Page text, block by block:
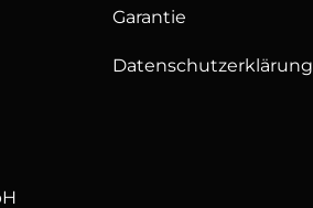
Garantie
Datenschutzerklärung